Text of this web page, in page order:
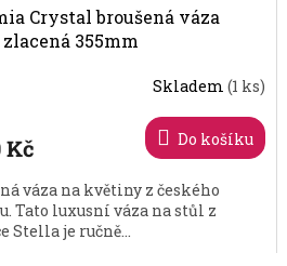
Crystal broušená váza
355mm
Skladem (1 ks)
Kč Do košíku
váza na květiny z českého
Tato luxusní váza na stůl z
Stella je ručně...